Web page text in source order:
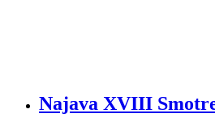
Najava XVIII